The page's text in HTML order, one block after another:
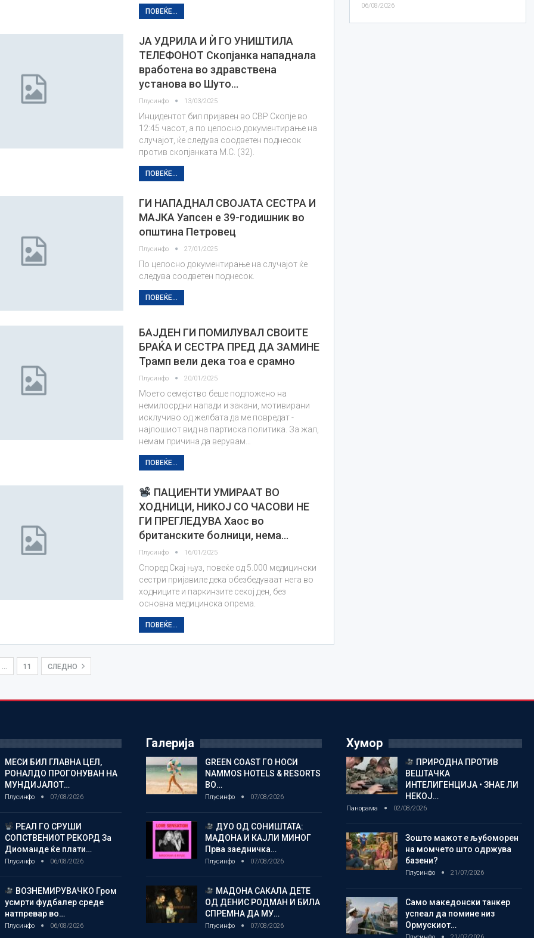
ПОВЕЌЕ...
ЈА УДРИЛA И Ѝ ГО УНИШТИЛА
ТЕЛЕФОНОТ Скопјанка нападнала
вработена во здравствена
установа во Шуто…
Плусинфо 13/03/2025
Инцидентот бил пријавен во СВР Скопје во
12:45 часот, а по целосно документирање на
случајот, ќе следува соодветен поднесок
против скопјанката М.С. (32).
ПОВЕЌЕ...
ГИ НАПАДНАЛ СВОЈАТА СЕСТРА И
МАЈКА Уапсен е 39-годишник во
општина Петровец
Плусинфо 27/01/2025
По целосно документирање на случајот ќе
следува соодветен поднесок.
ПОВЕЌЕ...
БАЈДЕН ГИ ПОМИЛУВАЛ СВОИТЕ
БРАЌА И СЕСТРА ПРЕД ДА ЗАМИНЕ
Трамп вели дека тоа е срамно
Плусинфо 20/01/2025
Моето семејство беше подложено на
немилосрдни напади и закани, мотивирани
исклучиво од желбата да ме повредат -
најлошиот вид на партиска политика. За жал,
немам причина да верувам…
ПОВЕЌЕ...
ПАЦИЕНТИ УМИРААТ ВО
ХОДНИЦИ, НИКОЈ СО ЧАСОВИ НЕ
ГИ ПРЕГЛЕДУВА Хаос во
британските болници, нема…
Плусинфо 16/01/2025
Според Скај њуз, повеќе од 5.000 медицински
сестри пријавиле дека обезбедуваат нега во
ходниците и паркинзите секој ден, без
основна медицинска опрема.
ПОВЕЌЕ...
… 11 СЛЕДНО
06/08/2026
МЕСИ БИЛ ГЛАВНА ЦЕЛ,
РОНАЛДО ПРОГОНУВАН НА
МУНДИЈАЛОТ…
Плусинфо 07/08/2026
РЕАЛ ГО СРУШИ
СОПСТВЕНИОТ РЕКОРД За
Диоманде ќе плати…
Плусинфо 06/08/2026
ВОЗНЕМИРУВАЧКО Гром
усмрти фудбалер среде
натпревар во…
Плусинфо 06/08/2026
Галерија
GREEN COAST ГО НОСИ
NAMMOS HOTELS & RESORTS
ВО…
Плусинфо 07/08/2026
ДУО ОД СОНИШТАТА:
МАДОНА И КАЈЛИ МИНОГ
Прва заедничка…
Плусинфо 07/08/2026
МАДОНА САКАЛА ДЕТЕ
ОД ДЕНИС РОДМАН И БИЛА
СПРЕМНА ДА МУ…
Плусинфо 07/08/2026
Хумор
ПРИРОДНА ПРОТИВ
ВЕШТАЧКА
ИНТЕЛИГЕНЦИЈА • ЗНАЕ ЛИ
НЕКОЈ…
Панорама 02/08/2026
Зошто мажот е љубоморен
на момчето што одржува
базени?
Плусинфо 21/07/2026
Само македонски танкер
успеал да помине низ
Ормускиот…